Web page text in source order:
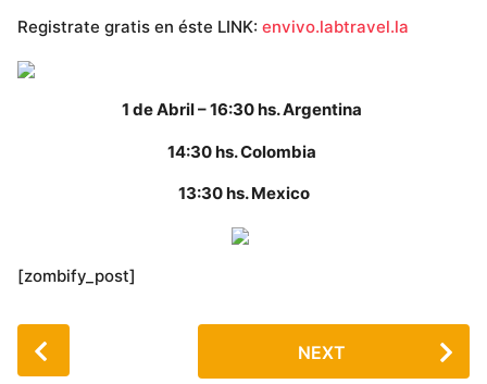
Registrate gratis en éste LINK: envivo.labtravel.la
1 de Abril – 16:30 hs. Argentina
14:30 hs. Colombia
13:30 hs. Mexico
[zombify_post]
P
o
NEXT